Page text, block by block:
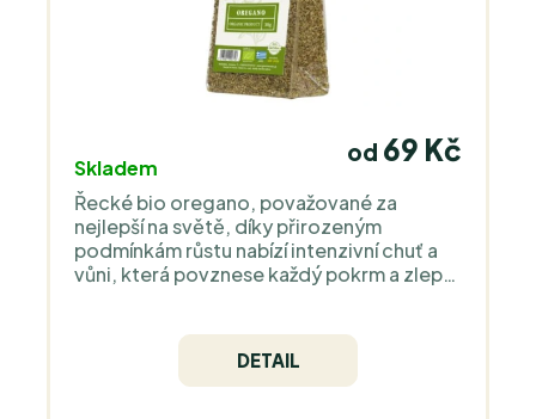
Skladem
od 69 Kč
Řecké bio oregano, považované za
nejlepší na světě, díky přirozeným
podmínkám růstu nabízí intenzivní chuť a
vůni, která povznese každý pokrm a zlepší
nejen vynikající koření, ale i cenný přírodní
DETAIL